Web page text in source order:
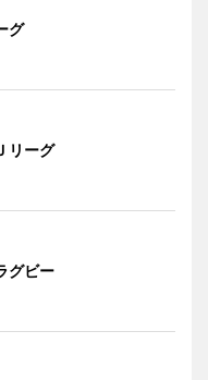
グ
リーグ
グビー